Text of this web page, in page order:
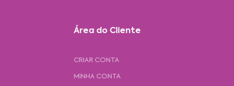
Área do Cliente
CRIAR CONTA
MINHA CONTA